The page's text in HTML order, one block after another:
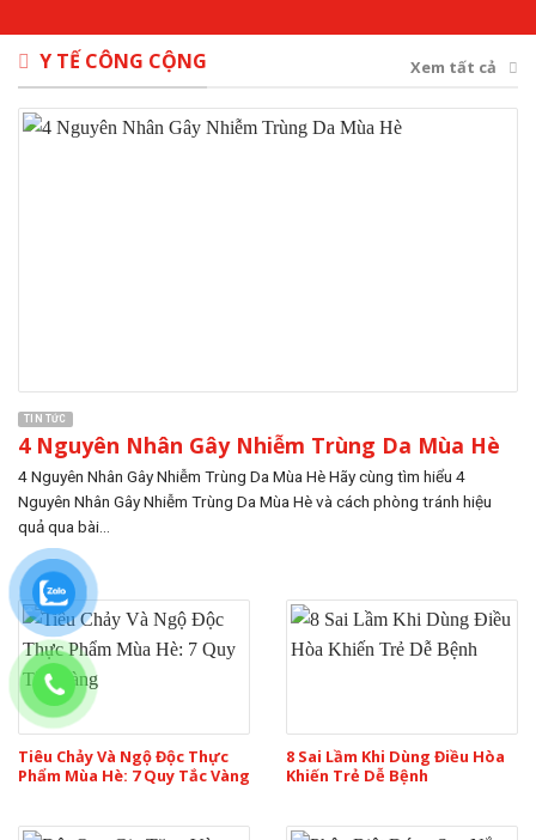
Y TẾ CÔNG CỘNG Xem tất cả
TIN TỨC
4 Nguyên Nhân Gây Nhiễm Trùng Da Mùa Hè
4 Nguyên Nhân Gây Nhiễm Trùng Da Mùa Hè Hãy cùng tìm hiểu 4
Nguyên Nhân Gây Nhiễm Trùng Da Mùa Hè và cách phòng tránh hiệu
quả qua bài...
Tiêu Chảy Và Ngộ Độc Thực
Phẩm Mùa Hè: 7 Quy Tắc Vàng
8 Sai Lầm Khi Dùng Điều Hòa
Khiến Trẻ Dễ Bệnh